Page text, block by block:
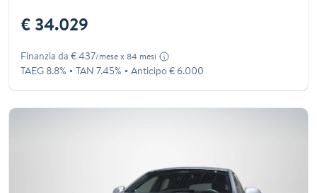
€ 34.029
Finanzia da € 437/mese x 84 mesi
TAEG 8.8% TAN 7.45% Anticipo € 6.000